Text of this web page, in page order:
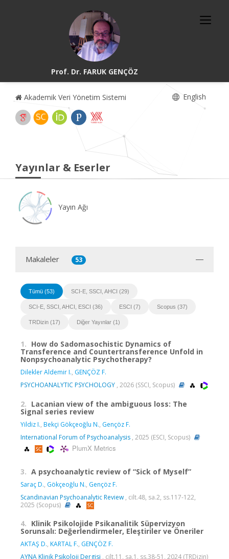
Prof. Dr. FARUK GENÇÖZ
Akademik Veri Yönetim Sistemi English
Yayınlar & Eserler
Yayın Ağı
Makaleler 53
Tümü (53) SCI-E, SSCI, AHCI (29)
SCI-E, SSCI, AHCI, ESCI (36) ESCI (7) Scopus (37)
TRDizin (17) Diğer Yayınlar (1)
1. How do Sadomasochistic Dynamics of
Transference and Countertransference Unfold in
Nonpsychoanalytic Psychotherapy?
Dilekler Aldemir I., GENÇÖZ F.
PSYCHOANALYTIC PSYCHOLOGY , 2026 (SSCI, Scopus)
2. Lacanian view of the ambiguous loss: The
Signal series review
Yildiz I., Bekçi Gökçeoğlu N., Gençöz F.
International Forum of Psychoanalysis , 2025 (ESCI, Scopus)
PlumX Metrics
3. A psychoanalytic review of “Sick of Myself”
Saraç D., Gökçeoğlu N., Gençöz F.
Scandinavian Psychoanalytic Review , cilt.48, sa.2, ss.117-122,
2025 (Scopus)
4. Klinik Psikolojide Psikanalitik Süpervizyon
Sorunsalı: Değerlendirmeler, Eleştiriler ve Öneriler
AKTAŞ D., KARTAL F., GENÇÖZ F.
AYNA Klinik Psikoloji Dergisi , cilt.11, sa.1, ss.38-51, 2024 (TRDizin)